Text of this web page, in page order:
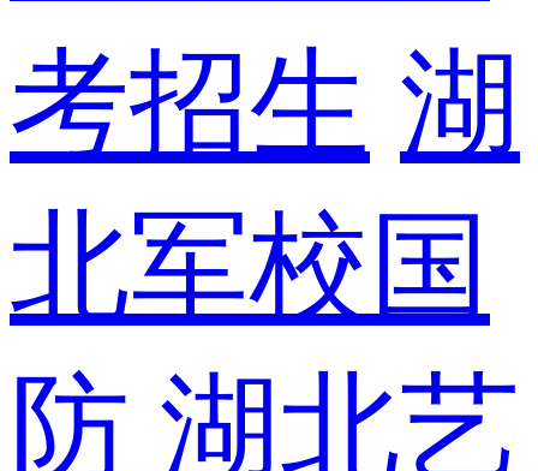
考招生 湖
北军校国
防 湖北艺